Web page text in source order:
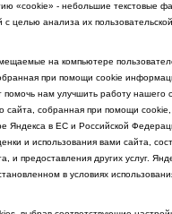
«cookie» - небольшие текстовые
целью анализа их пользовательской
на компьютере
при помощи cookie
нам улучшить работу нашего
сайта, собранная при помощи cookie,
Яндекса в ЕС и Российской
и использования вами сайта,
и предоставления других услуг.
в условиях